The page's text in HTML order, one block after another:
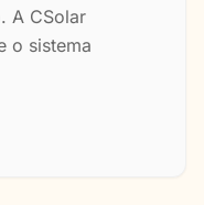
A CSolar
o sistema